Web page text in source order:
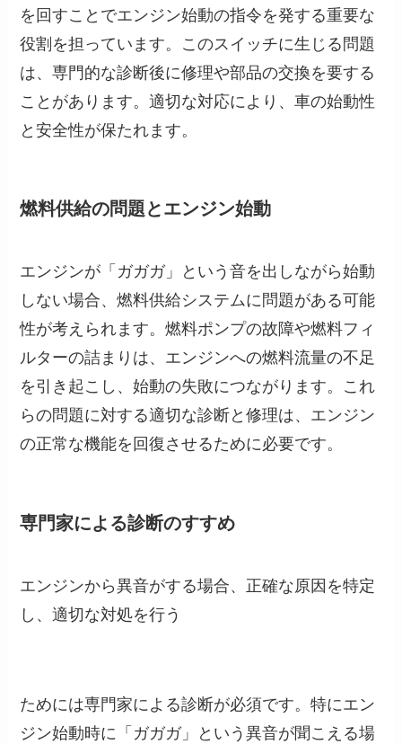
を回すことでエンジン始動の指令を発する重要な
役割を担っています。このスイッチに生じる問題
は、専門的な診断後に修理や部品の交換を要する
ことがあります。適切な対応により、車の始動性
と安全性が保たれます。
燃料供給の問題とエンジン始動
エンジンが「ガガガ」という音を出しながら始動
しない場合、燃料供給システムに問題がある可能
性が考えられます。燃料ポンプの故障や燃料フィ
ルターの詰まりは、エンジンへの燃料流量の不足
を引き起こし、始動の失敗につながります。これ
らの問題に対する適切な診断と修理は、エンジン
の正常な機能を回復させるために必要です。
専門家による診断のすすめ
エンジンから異音がする場合、正確な原因を特定
し、適切な対処を行う
ためには専門家による診断が必須です。特にエン
ジン始動時に「ガガガ」という異音が聞こえる場